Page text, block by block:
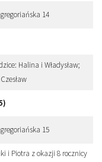
14
Halina i Władysław;
15
i Piotra z okazji 8 rocznicy